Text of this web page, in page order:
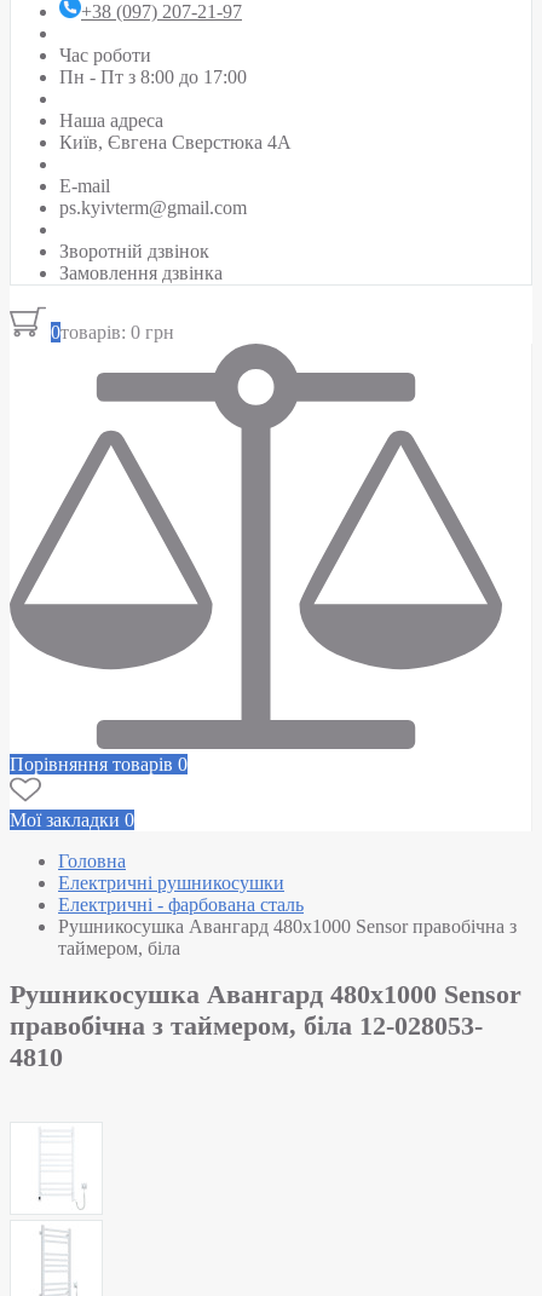
+38 (097) 207-21-97
Час роботи
Пн - Пт з 8:00 до 17:00
Наша адреса
Київ, Євгена Сверстюка 4А
E-mail
ps.kyivterm@gmail.com
Зворотній дзвінок
Замовлення дзвінка
0товарів: 0 грн
Порівняння товарів 0
Мої закладки 0
Головна
Електричні рушникосушки
Електричні - фарбована сталь
Рушникосушка Авангард 480х1000 Sensor правобічна з
таймером, біла
Рушникосушка Авангард 480х1000 Sensor
правобічна з таймером, біла 12-028053-
4810